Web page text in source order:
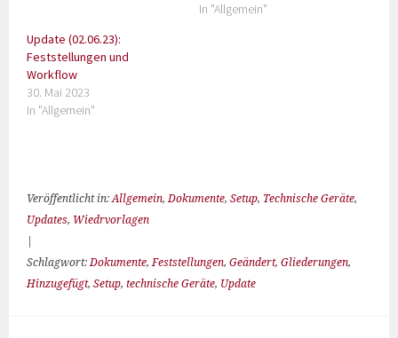
In "Allgemein"
Update (02.06.23):
Feststellungen und
Workflow
30. Mai 2023
In "Allgemein"
Veröffentlicht in:Allgemein,Dokumente,Setup, Technische Geräte,
Updates, Wiedrvorlagen
Schlagwort:Dokumente,Feststellungen,Geändert,Gliederungen,
Hinzugefügt,Setup, technische Geräte, Update